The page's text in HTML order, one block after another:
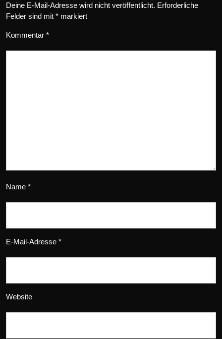
Deine E-Mail-Adresse wird nicht veröffentlicht. Erforderliche
Felder sind mit * markiert
Kommentar *
Name *
E-Mail-Adresse *
Website